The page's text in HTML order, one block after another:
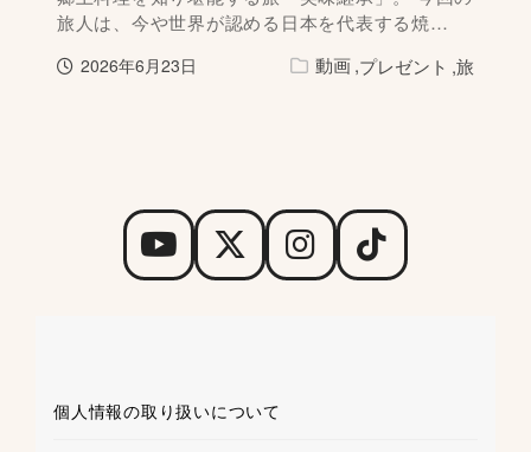
旅人は、今や世界が認める日本を代表する焼…
2026年6月23日 動画 プレゼント 旅
個人情報の取り扱いについて